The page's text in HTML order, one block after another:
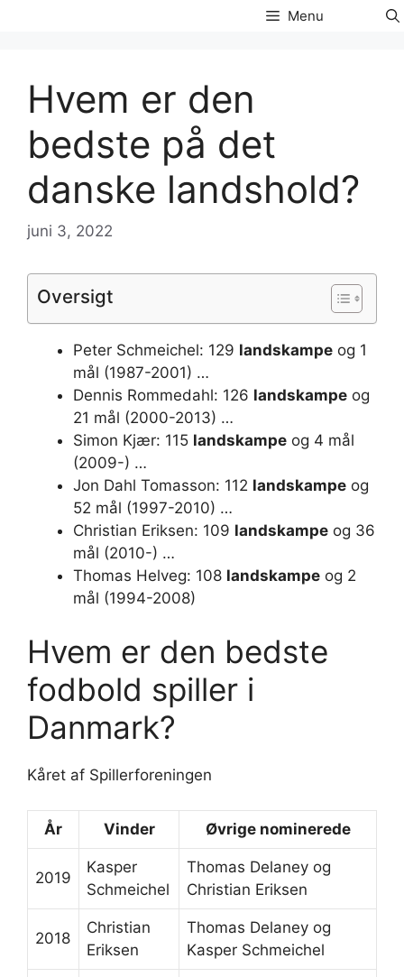
Menu
Hvem er den
bedste på det
danske landshold?
juni 3, 2022
Oversigt
Peter Schmeichel: 129 landskampe og 1
mål (1987-2001) …
Dennis Rommedahl: 126 landskampe og
21 mål (2000-2013) …
Simon Kjær: 115 landskampe og 4 mål
(2009-) …
Jon Dahl Tomasson: 112 landskampe og
52 mål (1997-2010) …
Christian Eriksen: 109 landskampe og 36
mål (2010-) …
Thomas Helveg: 108 landskampe og 2
mål (1994-2008)
Hvem er den bedste
fodbold spiller i
Danmark?
Kåret af Spillerforeningen
År Vinder Øvrige nominerede
2019
Kasper
Schmeichel
Thomas Delaney og
Christian Eriksen
2018
Christian
Eriksen
Thomas Delaney og
Kasper Schmeichel